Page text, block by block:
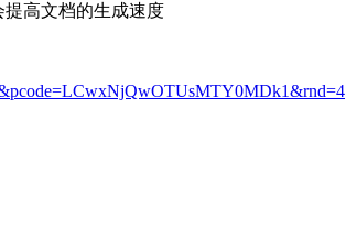
提高文档的生成速度